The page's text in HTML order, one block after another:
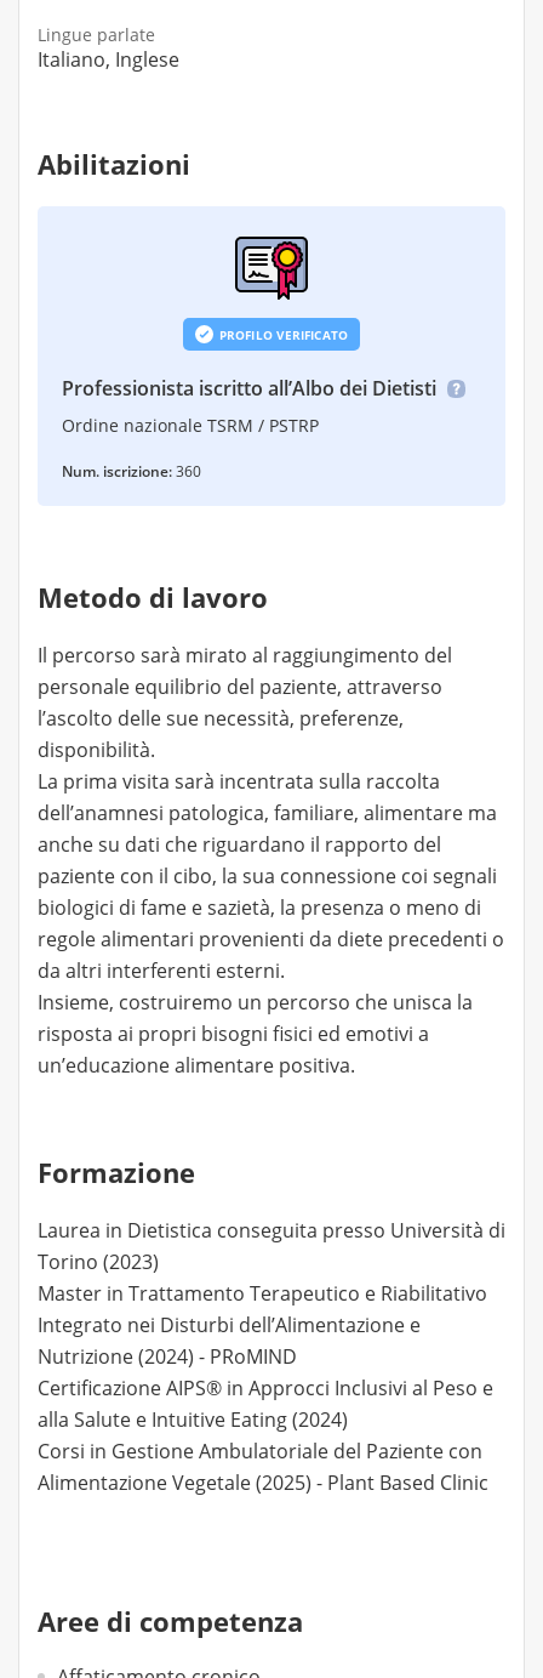
Lingue parlate
Italiano, Inglese
Abilitazioni
PROFILO VERIFICATO
Professionista iscritto all’Albo dei Dietisti
Ordine nazionale TSRM / PSTRP
Num. iscrizione:360
Metodo di lavoro
Il percorso sarà mirato al raggiungimento del
personale equilibrio del paziente, attraverso
l’ascolto delle sue necessità, preferenze,
disponibilità.
La prima visita sarà incentrata sulla raccolta
dell’anamnesi patologica, familiare, alimentare ma
anche su dati che riguardano il rapporto del
paziente con il cibo, la sua connessione coi segnali
biologici di fame e sazietà, la presenza o meno di
regole alimentari provenienti da diete precedenti o
da altri interferenti esterni.
Insieme, costruiremo un percorso che unisca la
risposta ai propri bisogni fisici ed emotivi a
un’educazione alimentare positiva.
Formazione
Laurea in Dietistica conseguita presso Università di
Torino (2023)
Master in Trattamento Terapeutico e Riabilitativo
Integrato nei Disturbi dell’Alimentazione e
Nutrizione (2024) - PRoMIND
Certificazione AIPS® in Approcci Inclusivi al Peso e
alla Salute e Intuitive Eating (2024)
Corsi in Gestione Ambulatoriale del Paziente con
Alimentazione Vegetale (2025) - Plant Based Clinic
Aree di competenza